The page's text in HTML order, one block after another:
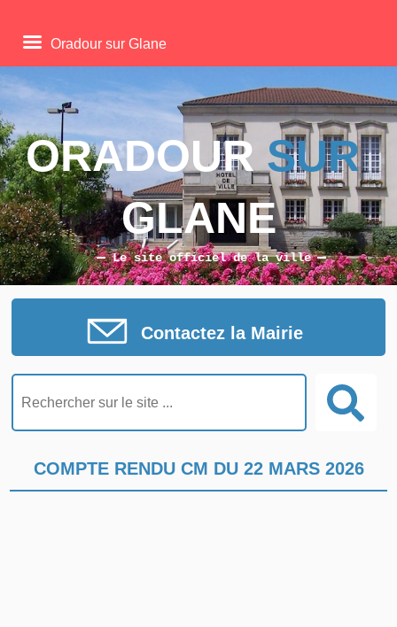
ORADOUR SUR
GLANE
Le site officiel de la ville
COMPTE RENDU CM DU 22 MARS 2026
Oradour sur Glane